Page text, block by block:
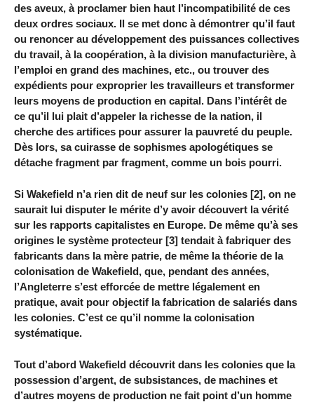
des aveux, à proclamer bien haut l’incompatibilité de ces
deux ordres sociaux. Il se met donc à démontrer qu’il faut
ou renoncer au développement des puissances collectives
du travail, à la coopération, à la division manufacturière, à
l’emploi en grand des machines, etc., ou trouver des
expédients pour exproprier les travailleurs et transformer
leurs moyens de production en capital. Dans l’intérêt de
ce qu’il lui plait d’appeler la richesse de la nation, il
cherche des artifices pour assurer la pauvreté du peuple.
Dès lors, sa cuirasse de sophismes apologétiques se
détache fragment par fragment, comme un bois pourri.
Si Wakefield n’a rien dit de neuf sur les colonies [2], on ne
saurait lui disputer le mérite d’y avoir découvert la vérité
sur les rapports capitalistes en Europe. De même qu’à ses
origines le système protecteur [3] tendait à fabriquer des
fabricants dans la mère patrie, de même la théorie de la
colonisation de Wakefield, que, pendant des années,
l’Angleterre s’est efforcée de mettre légalement en
pratique, avait pour objectif la fabrication de salariés dans
les colonies. C’est ce qu’il nomme la colonisation
systématique.
Tout d’abord Wakefield découvrit dans les colonies que la
possession d’argent, de subsistances, de machines et
d’autres moyens de production ne fait point d’un homme